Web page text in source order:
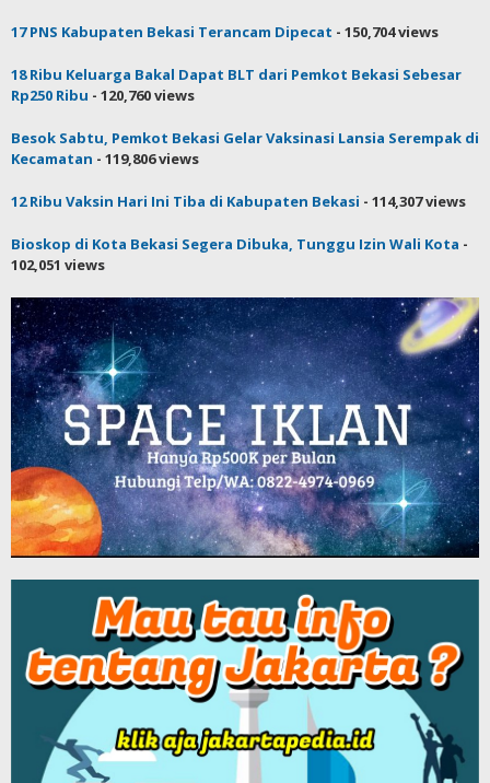
17 PNS Kabupaten Bekasi Terancam Dipecat - 150,704 views
18 Ribu Keluarga Bakal Dapat BLT dari Pemkot Bekasi Sebesar
Rp250 Ribu - 120,760 views
Besok Sabtu, Pemkot Bekasi Gelar Vaksinasi Lansia Serempak di
Kecamatan - 119,806 views
12 Ribu Vaksin Hari Ini Tiba di Kabupaten Bekasi - 114,307 views
Bioskop di Kota Bekasi Segera Dibuka, Tunggu Izin Wali Kota -
102,051 views